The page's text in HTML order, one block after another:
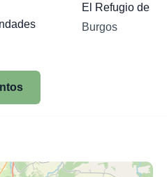
El Refugio de
Burgos